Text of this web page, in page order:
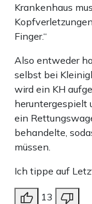
Krankenhaus
Finger.“
Also entweder
selbst bei
wird ein KH
heruntergespielt
ein
behandelte,
müssen.
Ich tippe auf
13